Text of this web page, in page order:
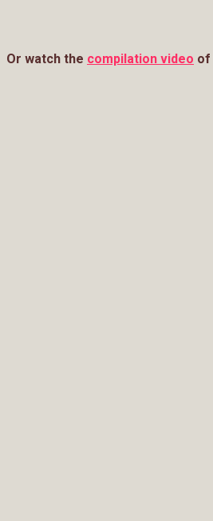
Or watch the compilation video of